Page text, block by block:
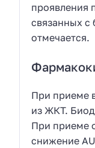
проявления
связанных
отмечается.
При приеме
из ЖКТ.
При приеме
снижение